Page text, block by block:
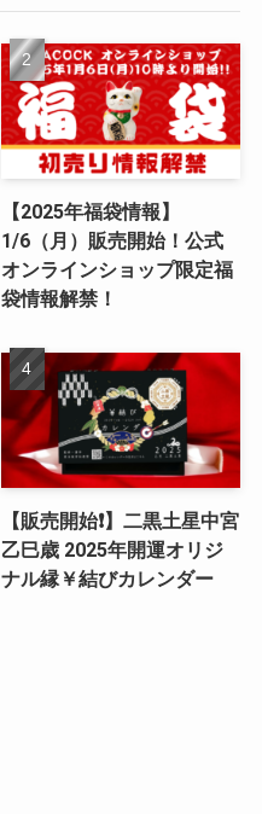
【2025年福袋情報】
1/6（月）販売開始！公式
オンラインショップ限定福
袋情報解禁！
【販売開始❗️】二黒土星中宮
乙巳歳 2025年開運オリジ
ナル縁￥結びカレンダー